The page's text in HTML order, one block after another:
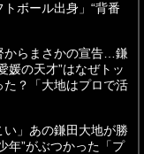
ボール出身」“背番
からまさかの宣告…鎌
媛の天才”はなぜトッ
？「大地はプロで活
い」あの鎌田大地が勝
年”がぶつかった「プ